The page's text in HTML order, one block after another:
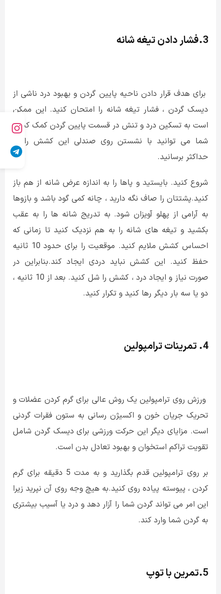
3.فشار دادن تیغه شانه
برای هدف قرار دادن ناحیه پایین گردن و بهبود درد ناشی از
دیسک گردن ، فشار تیغه شانه را امتحان کنید. این ممکن
است به تسکین درد و تنش در قسمت پایین گردن کمک کند و
شما می توانید با نشستن روی صندلی این کشش را به
حداکثر برسانید.
شروع کنید. بایستید و پاها را به اندازه عرض شانه از هم باز
کنید.پشتتان را صاف نگه دارید ، چانه کمی گود باشد و بازوها
به آرامی از پهلو آویزان شود. به تدریج شانه ها را به عقب
بکشید و تیغه های شانه را به هم نزدیک کنید تا زمانی که
احساس کشش ملایم کنید. موقعیت را برای حدود 10 ثانیه
حفظ کنید. این کشش نباید دردی ایجاد کند.بنابراین در
صورت نیاز و ایجاد درد ، کشش را شل کنید. بعد از 10 ثانیه ،
دو یا سه بار دیگر رها کنید و تکرار کنید.
4. تمرینات ترامپولین
ورزش روی ترامپولین یک روش عالی برای گرم کردن عضلات و
تحریک جریان خون و اکسیژن رسانی به ستون فقرات گردنی
است. مزایای دیگر این حرکت ورزشی برای دیسک گردن شامل
تقویت تراکم استخوان و بهبود تعادل بدن است.
بر روی ترامپولین قدم بگذارید و به مدت 5 دقیقه برای گرم
کردن ، پیوسته پیاده روی کنید.به هیچ وجه روی آن نپرید زیرا
این امر می تواند گردن شما را آزار دهد و درد یا آسیب بیشتری
به گردن شما وارد کند.
5.تمرین با توپ